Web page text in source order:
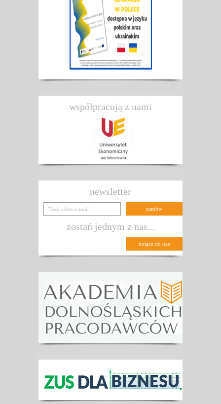
współpracują z nami
newsletter
zostań jednym z nas...